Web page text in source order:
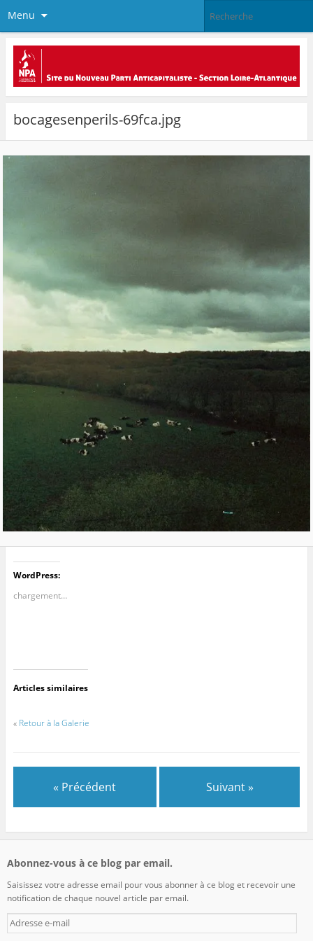
Menu
bocagesenperils-69fca.jpg
WordPress:
chargement…
Articles similaires
« Retour à la Galerie
« Précédent Suivant »
Abonnez-vous à ce blog par email.
Saisissez votre adresse email pour vous abonner à ce blog et recevoir une
notification de chaque nouvel article par email.
Adresse
e-